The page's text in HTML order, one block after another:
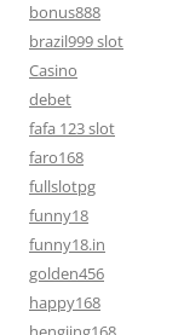
bonus888
brazil999 slot
Casino
debet
fafa 123 slot
faro168
fullslotpg
funny18
funny18.in
golden456
happy168